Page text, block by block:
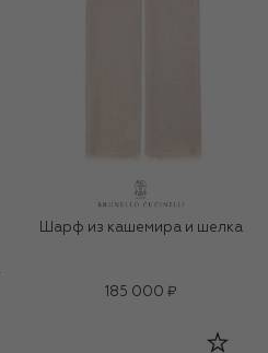
Шарф из кашемира и шелка
185 000 ₽